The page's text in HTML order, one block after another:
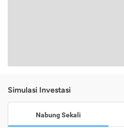
Simulasi Investasi
Nabung Sekali